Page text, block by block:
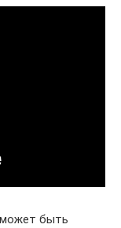
может быть